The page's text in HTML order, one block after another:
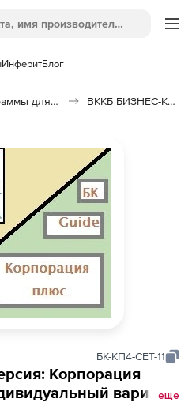
ИнферитБлог
Программы для бизнес-образования ВККБ БИЗНЕС-КУРС
БК-КП4-СЕТ-11
Корпорация
вариант
еще